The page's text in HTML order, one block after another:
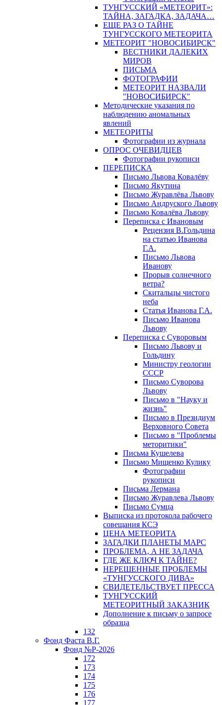
ТУНГУССКИЙ «МЕТЕОРИТ»:
ТАЙНА, ЗАГАДКА, ЗАДАЧА…
ЕЩЕ РАЗ О ТАЙНЕ
ТУНГУССКОГО МЕТЕОРИТА
МЕТЕОРИТ "НОВОСИБИРСК"
ВЕСТНИКИ ДАЛЕКИХ
МИРОВ
ПИСЬМА
ФОТОГРАФИИ
МЕТЕОРИТ НАЗВАЛИ
"НОВОСИБИРСК"
Методические указания по
наблюдению аномальных
явлений
МЕТЕОРИТЫ
Фотографии из журнала
ОПРОС ОЧЕВИДЦЕВ
Фотографии рукописи
ПЕРЕПИСКА
Письмо Львова Ковалёву
Письмо Якутина
Письмо Журавлёва Львову
Письмо Андруского Львову
Письмо Ковалёва Львову
Переписка с Ивановым
Рецензия В.Гольдина
на статью Иванова
Г.А.
Письмо Львова
Иванову
Прорыв солнечного
ветра?
Скитальцы чистого
неба
Статья Иванова Г.А.
Письмо Иванова
Львову
Переписка с Суворовым
Письмо Львову и
Гольдину
Министру геологии
СССР
Письмо Суворова
Львову
Письмо в "Науку и
жизнь"
Письмо в Президиум
Верховного Совета
Письмо в "Проблемы
меторитики"
Письма Кушелева
Письмо Мищенко Кулику
Фотографии
рукописи
Письма Лермана
Письмо Журавлева Львову
Письмо Сумца
Выписка из протокола рабочего
совещания КСЭ
ЦЕНА МЕТЕОРИТА
ЗАГАДКИ ПЛАНЕТЫ МАРС
ПРОБЛЕМА, А НЕ ЗАДАЧА
ГДЕ ЖЕ КЛЮЧ К ТАЙНЕ?
НЕРЕШЕННЫЕ ПРОБЛЕМЫ
«ТУНГУССКОГО ДИВА»
СВИДЕТЕЛЬСТВУЕТ ПРЕССА
ТУНГУССКИЙ
МЕТЕОРИТНЫЙ ЗАКАЗНИК
Дополнение к письму о запросе
образца
132
Фонд Фаста В.Г.
Фонд №Р-2026
172
173
174
175
176
177